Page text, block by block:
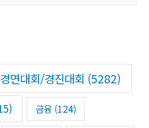
경연대회/경진대회 (5282)
금융(124)